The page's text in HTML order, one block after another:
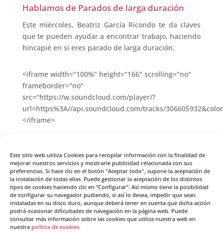
Este sitio web utiliza Cookies para recopilar información con la finalidad de
mejorar nuestros servicios y mostrarle publicidad relacionada con sus
preferencias. Si hace clic en el botón "Aceptar todo", supone la aceptación de
la instalación de todas ellas. Puede gestionar la aceptación de los distintos
tipos de cookies haciendo clic en “Configurar”. Así mismo tiene la posibilidad
de configurar su navegador pudiendo, si así lo desea, impedir que sean
instaladas en su disco duro, aunque deberá tener en cuenta que dicha acción
podrá ocasionar dificultades de navegación en la página web. Puede
consultar más información sobre las cookies que utiliza nuestra web en
nuestra política de cookies.
Hablamos de Parados de larga duración
Este miércoles, Beatriz García Ricondo te da claves
que te pueden ayudar a encontrar trabajo, haciendo
hincapié en si eres parado de larga duración.
<iframe width="100%" height="166" scrolling="no"
frameborder="no"
src="https://w.soundcloud.com/player/?
url=https%3A//api.soundcloud.com/tracks/
</iframe>
Este miércoles, Beatriz García Ricondo te contamos
que es el Eneagrama y cómo puede ayudarte.
<iframe width="100%" height="166" scrolling="no"
frameborder="no"
src="https://w.soundcloud.com/player/?